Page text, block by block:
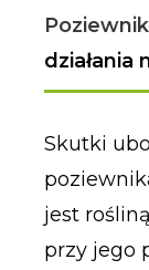
działania
Skutki
jest
przy jego